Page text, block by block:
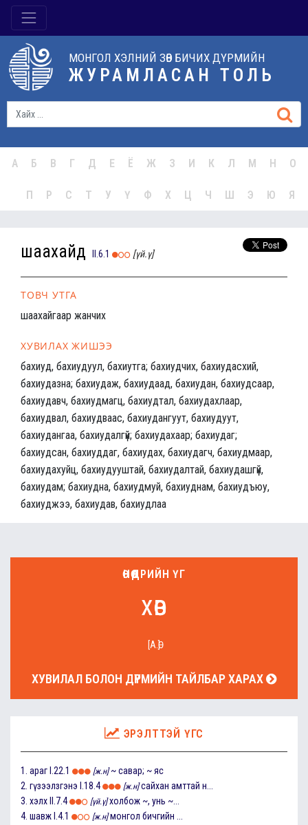
МОНГОЛ ХЭЛНИЙ ЗӨВ БИЧИХ ДҮРМИЙН
ЖУРАМЛАСАН ТОЛЬ
А Б В Г Д Е Ё Ж З И К Л М Н О
П Р С Т У Ү Ф Х Ц Ч Ш Э Ю Я
шаахайд II.6.1 [үй.ү]
ТОВЧ УТГА
шаахайгаар жанчих
ХУВИЛАХ ЖИШЭЭ
бахиуд, бахиудуул, бахиутга; бахиудчих, бахиудасхий,
бахиудазна; бахиудаж, бахиудаад, бахиудан, бахиудсаар,
бахиудавч, бахиудмагц, бахиудтал, бахиудахлаар,
бахиудвал, бахиудваас, бахиудангуут, бахиудуут,
бахиудангаа, бахиудалгүй; бахиудахаар; бахиудаг;
бахиудсан, бахиуддаг, бахиудах, бахиудагч, бахиудмаар,
бахиудахуйц, бахиудууштай, бахиудалтай, бахиудашгүй,
бахиудам; бахиудна, бахиудмуй, бахиуднам, бахиудъюу,
бахиуджээ, бахиудав, бахиудлаа
ӨНӨӨДРИЙН ҮГ
хөв
[А.Ө]
ХУВИЛАЛ БОЛОН ДҮРМИЙН ТАЙЛБАР ХАРАХ
ЭРЭЛТТЭЙ ҮГС
1. араг I.22.1 [ж.н] ~ савар; ~ яс
2. гүзээлзгэнэ I.18.4 [ж.н] сайхан амттай н...
3. хэлх II.7.4 [үй.ү] холбож ~, унь ~...
4. шавж I.4.1 [ж.н] монгол бичгийн ...